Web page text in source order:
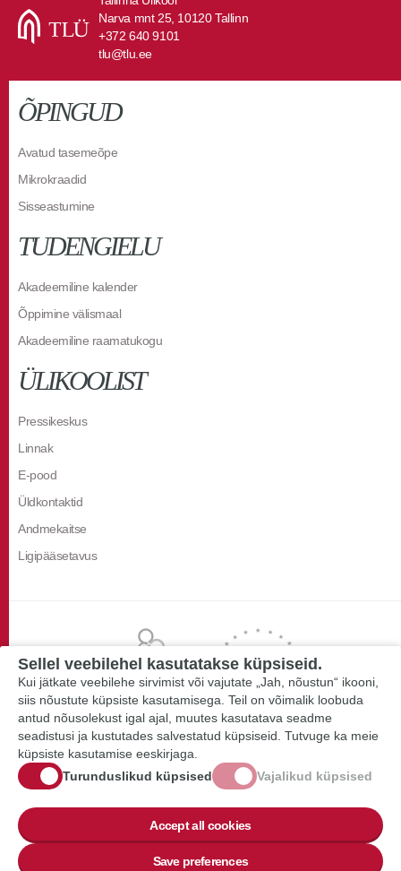
Narva mnt 25, 10120 Tallinn
+372 640 9101
tlu@tlu.ee
ÕPINGUD
Avatud tasemeõpe
Mikrokraadid
Sisseastumine
TUDENGIELU
Akadeemiline kalender
Õppimine välismaal
Akadeemiline raamatukogu
ÜLIKOOLIST
Pressikeskus
Linnak
E-pood
Üldkontaktid
Andmekaitse
Ligipääsetavus
Sellel veebilehel kasutatakse küpsiseid.
Kui jätkate veebilehe sirvimist või vajutate „Jah, nõustun“ ikooni,
siis nõustute küpsiste kasutamisega. Teil on võimalik loobuda
antud nõusolekust igal ajal, muutes kasutatava seadme
seadistusi ja kustutades salvestatud küpsiseid. Tutvuge ka meie
küpsiste kasutamise eeskirjaga.
Turunduslikud küpsised
Vajalikud küpsised
Accept all cookies
Save preferences